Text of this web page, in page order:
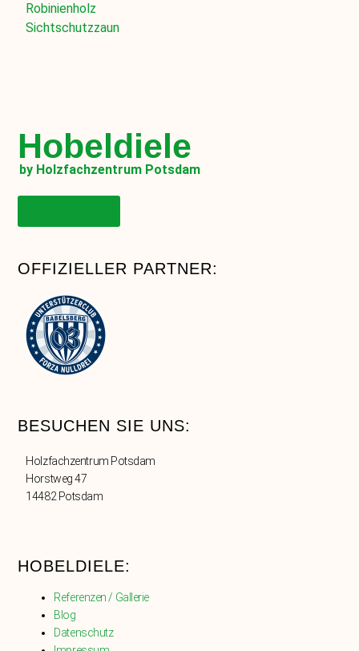
Robinienholz
Sichtschutzzaun
Hobeldiele
by Holzfachzentrum Potsdam
OFFIZIELLER PARTNER:
BESUCHEN SIE UNS:
Holzfachzentrum Potsdam
Horstweg 47
14482 Potsdam
HOBELDIELE:
Referenzen / Gallerie
Blog
Datenschutz